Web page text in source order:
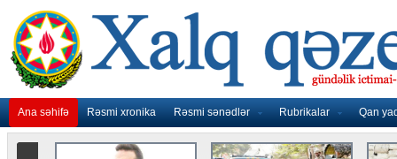
Ana səhifə Rəsmi xronika Rəsmi sənədlər Rubrikalar Qan